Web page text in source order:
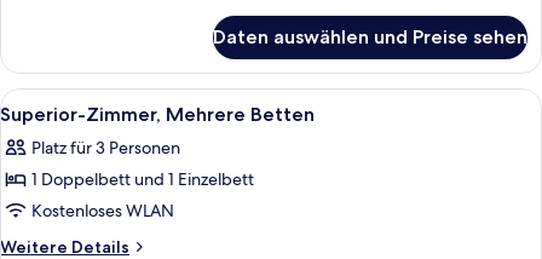
Zimmer,
1 Queen-
Bett
und
Schlafsofa
Daten auswählen und Preise sehen
Alle
Fotos
für
Superior-
Zimmer,
Mehrere
Superior-Zimmer, Mehrere Betten |
3
Superior-Zimmer, Mehrere Betten
Platz für 3 Personen
1 Doppelbett und 1 Einzelbett
Kostenloses WLAN
Weitere Details
Weitere